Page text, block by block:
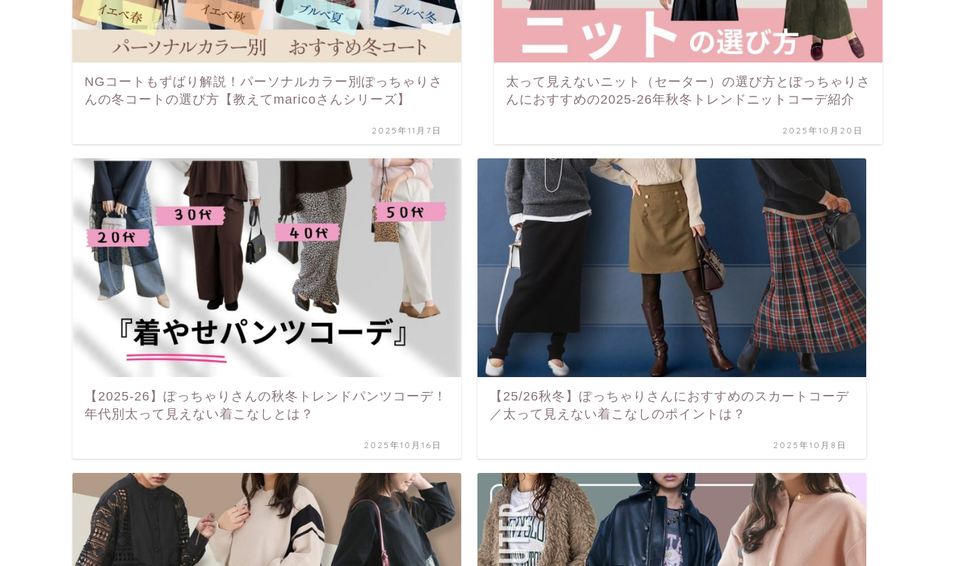
NGコートもずばり解説！パーソナルカラー別ぽっちゃりさ
んの冬コートの選び方【教えてmaricoさんシリーズ】
2025年11月7日
太って見えないニット（セーター）の選び方とぽっちゃりさ
んにおすすめの2025-26年秋冬トレンドニットコーデ紹介
2025年10月20日
【2025-26】ぽっちゃりさんの秋冬トレンドパンツコーデ！
年代別太って見えない着こなしとは？
2025年10月16日
【25/26秋冬】ぽっちゃりさんにおすすめのスカートコーデ
／太って見えない着こなしのポイントは？
2025年10月8日